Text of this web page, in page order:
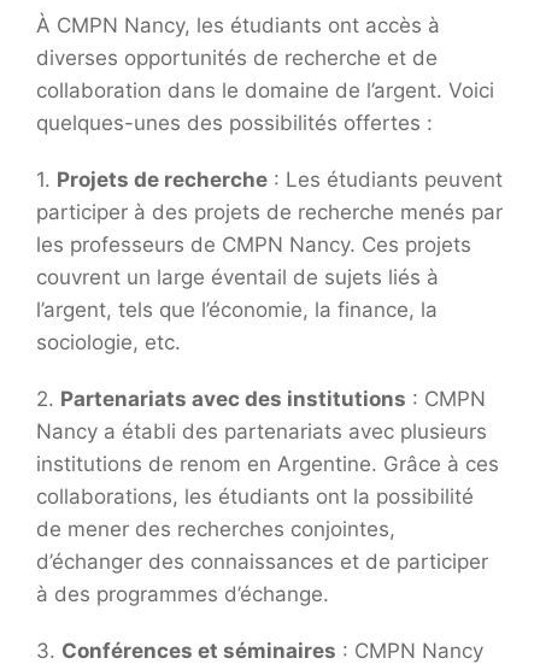
À CMPN Nancy, les étudiants ont accès à
diverses opportunités de recherche et de
collaboration dans le domaine de l’argent. Voici
quelques-unes des possibilités offertes :
1. Projets de recherche : Les étudiants peuvent
participer à des projets de recherche menés par
les professeurs de CMPN Nancy. Ces projets
couvrent un large éventail de sujets liés à
l’argent, tels que l’économie, la finance, la
sociologie, etc.
2. Partenariats avec des institutions : CMPN
Nancy a établi des partenariats avec plusieurs
institutions de renom en Argentine. Grâce à ces
collaborations, les étudiants ont la possibilité
de mener des recherches conjointes,
d’échanger des connaissances et de participer
à des programmes d’échange.
3. Conférences et séminaires : CMPN Nancy